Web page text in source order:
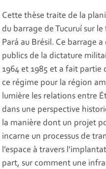
Cette thèse traite de la
du barrage de Tucuruí sur
Pará au Brésil. Ce barrage
publics de la dictature
1964 et 1985 et a fait
ce régime pour la région
lumière les relations entre
dans une perspective
la manière dont un projet
incarne un processus de
l’espace à travers
part, sur comment une